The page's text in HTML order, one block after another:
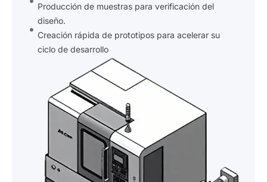
Producción de muestras para verificación del
diseño.
Creación rápida de prototipos para acelerar su
ciclo de desarrollo